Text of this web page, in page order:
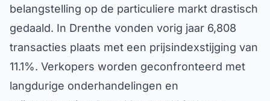
belangstelling op de particuliere markt drastisch
gedaald. In Drenthe vonden vorig jaar 6,808
transacties plaats met een prijsindexstijging van
11.1%. Verkopers worden geconfronteerd met
langdurige onderhandelingen en